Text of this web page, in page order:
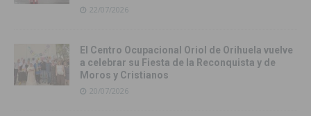
22/07/2026
El Centro Ocupacional Oriol de Orihuela vuelve
a celebrar su Fiesta de la Reconquista y de
Moros y Cristianos
20/07/2026